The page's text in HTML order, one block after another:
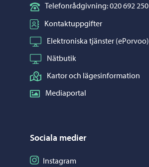
Telefonrådgivning: 020 692 250
Kontaktuppgifter
Elektroniska tjänster (ePorvoo)
Nätbutik
Kartor och lägesinformation
Mediaportal
Sociala medier
Följ på Instagram
Instagram